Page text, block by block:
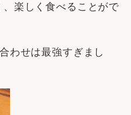
楽しく食べることがで
わせは最強すぎまし